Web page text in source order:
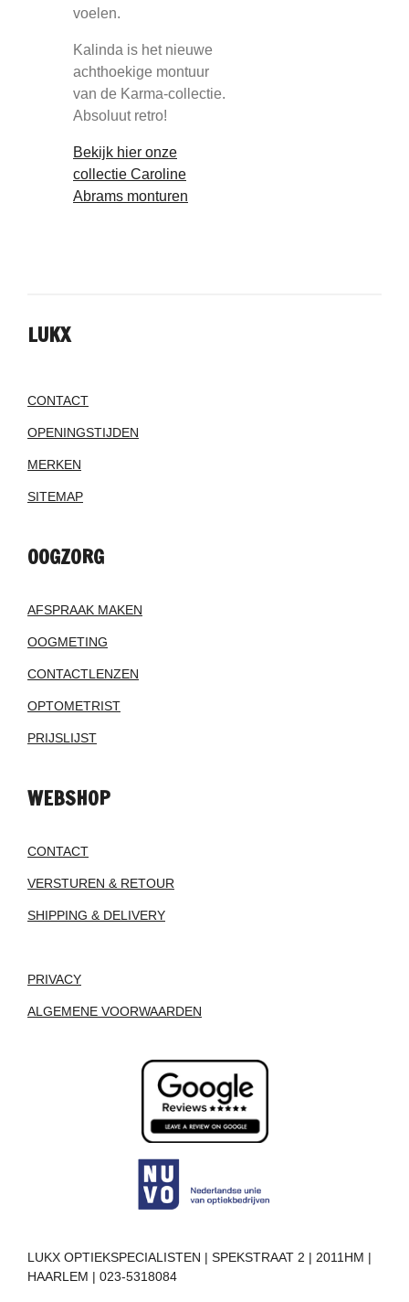
voelen.
Kalinda is het nieuwe
achthoekige montuur
van de Karma-collectie.
Absoluut retro!
Bekijk hier onze
collectie Caroline
Abrams monturen
LUKX
CONTACT
OPENINGSTIJDEN
MERKEN
SITEMAP
OOGZORG
AFSPRAAK MAKEN
OOGMETING
CONTACTLENZEN
OPTOMETRIST
PRIJSLIJST
WEBSHOP
CONTACT
VERSTUREN & RETOUR
SHIPPING & DELIVERY
PRIVACY
ALGEMENE VOORWAARDEN
LUKX OPTIEKSPECIALISTEN | SPEKSTRAAT 2 | 2011HM |
HAARLEM | 023-5318084